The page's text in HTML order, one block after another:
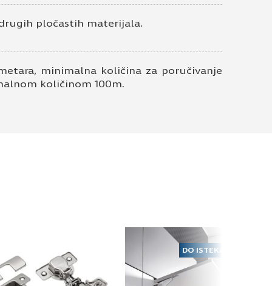
pločastih materijala.
minimalna količina za poručivanje
količinom 100m.
DO ISTEKA ZALIHA